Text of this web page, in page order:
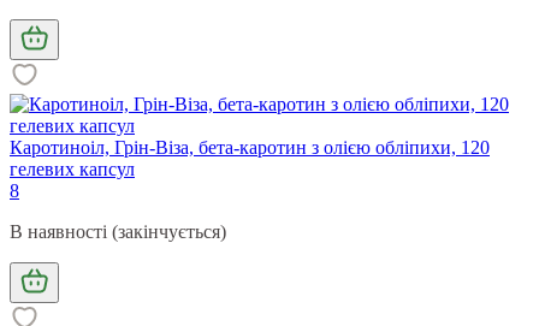
Каротиноіл, Грін-Віза, бета-каротин з олією обліпихи, 120
гелевих капсул
8
В наявності (закінчується)